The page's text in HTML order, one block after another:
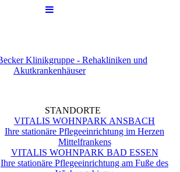
STANDORTE
VITALIS WOHNPARK ANSBACH
Ihre stationäre Pflegeeinrichtung im Herzen
Mittelfrankens
VITALIS WOHNPARK BAD ESSEN
Ihre stationäre Pflegeeinrichtung am Fuße des